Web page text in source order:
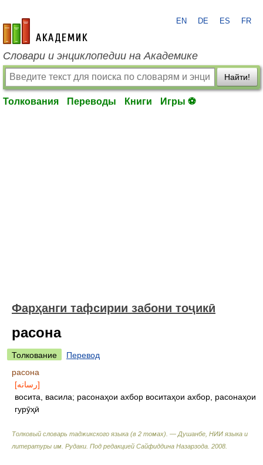
academic.ru
EN DE ES FR
Словари и энциклопедии на Академике
Найти!
Толкования Переводы Книги Игры ⚽
Фарҳанги тафсирии забони тоҷикӣ
расона
Толкование
Перевод
расона
[رسانه]
восита, васила; расонаҳои ахбор воситаҳои ахбор, расонаҳои
гурӯҳӣ
Толковый словарь таджикского языка (в 2 томах). — Душанбе, НИИ языка и
литературы им. Рудаки Под редакцией Сайфиддина Назарзода 2008